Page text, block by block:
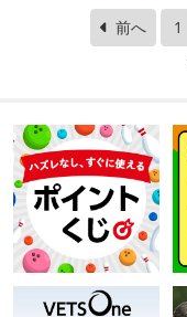
前へ 1